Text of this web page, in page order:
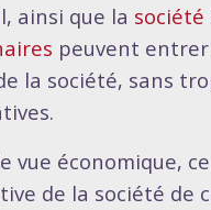
ainsi que la société
peuvent
la société, sans
vue économique,
de la société de